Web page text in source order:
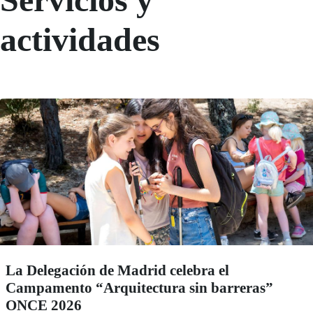
actividades
La Delegación de Madrid celebra el
Campamento “Arquitectura sin barreras”
ONCE 2026